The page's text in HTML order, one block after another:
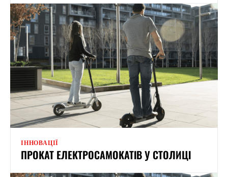
ІННОВАЦІЇ
ПРОКАТ ЕЛЕКТРОСАМОКАТІВ У СТОЛИЦІ